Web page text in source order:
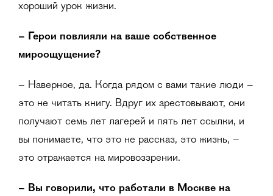
хороший урок жизни.
– Герои повлияли на ваше собственное
мироощущение?
– Наверное, да. Когда рядом с вами такие люди –
это не читать книгу. Вдруг их арестовывают, они
получают семь лет лагерей и пять лет ссылки, и
вы понимаете, что это не рассказ, это жизнь, –
это отражается на мировоззрении.
– Вы говорили, что работали в Москве на